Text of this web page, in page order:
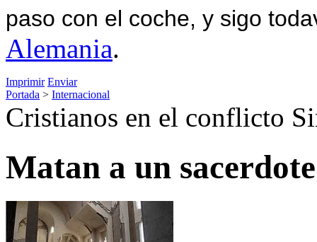
paso con el coche, y sigo
Alemania.
Imprimir Enviar
Portada > Internacional
Cristianos en el conflicto
Matan a un